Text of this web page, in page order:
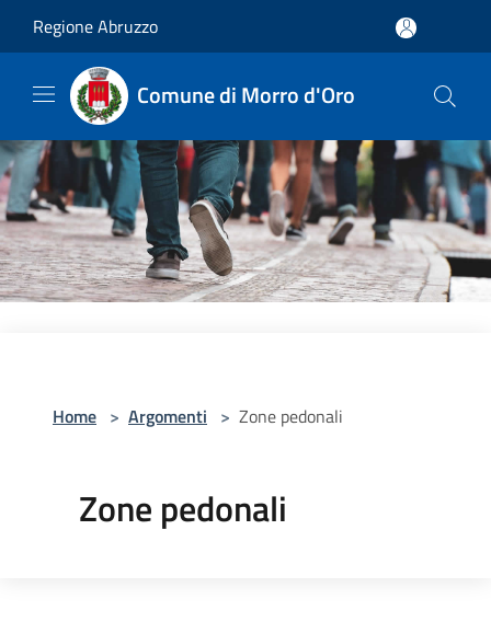
Regione Abruzzo
Comune di Morro d'Oro
Home > Argomenti > Zone pedonali
Zone pedonali